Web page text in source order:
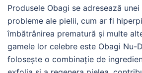
Produsele Obagi se adresează
probleme ale pielii, cum ar fi
îmbătrânirea prematură și multe
gamele lor celebre este Obagi Nu-
folosește o combinație de